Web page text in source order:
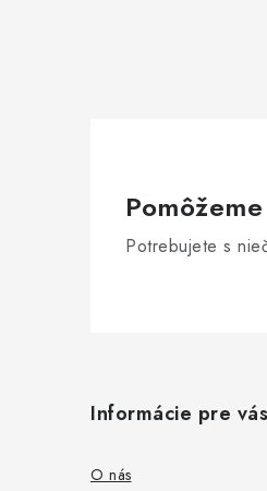
Potrebujete s
Informácie pre vás
O nás